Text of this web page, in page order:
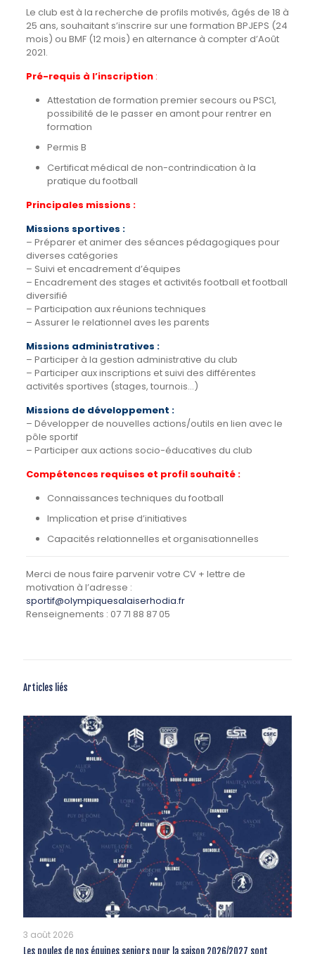
Le club est à la recherche de profils motivés, âgés de 18 à
25 ans, souhaitant s’inscrire sur une formation BPJEPS (24
mois) ou BMF (12 mois) en alternance à compter d’Août
2021.
Pré-requis à l’inscription:
Attestation de formation premier secours ou PSC1,
possibilité de le passer en amont pour rentrer en
formation
Permis B
Certificat médical de non-contrindication à la
pratique du football
Principales missions :
Missions sportives :
– Préparer et animer des séances pédagogiques pour
diverses catégories
– Suivi et encadrement d’équipes
– Encadrement des stages et activités football et football
diversifié
– Participation aux réunions techniques
– Assurer le relationnel aves les parents
Missions administratives :
– Participer à la gestion administrative du club
– Participer aux inscriptions et suivi des différentes
activités sportives (stages, tournois…)
Missions de développement :
– Développer de nouvelles actions/outils en lien avec le
pôle sportif
– Participer aux actions socio-éducatives du club
Compétences requises et profil souhaité :
Connaissances techniques du football
Implication et prise d’initiatives
Capacités relationnelles et organisationnelles
Merci de nous faire parvenir votre CV + lettre de
motivation à l’adresse :
sportif@olympiquesalaiserhodia.fr
Renseignements : 07 71 88 87 05
Articles liés
3 août 2026
Les poules de nos équipes seniors pour la saison 2026/2027 sont